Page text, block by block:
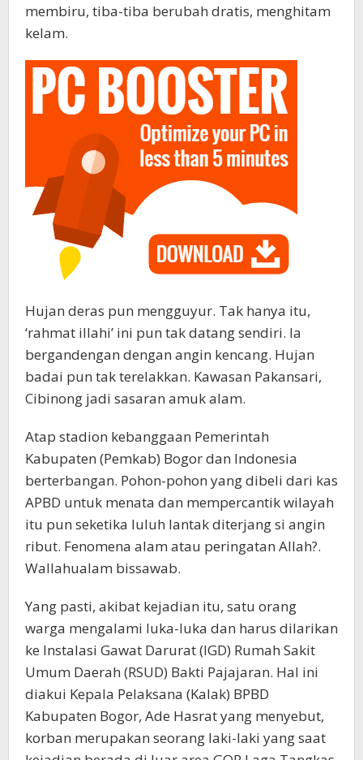
membiru, tiba-tiba berubah dratis, menghitam
kelam.
Hujan deras pun mengguyur. Tak hanya itu,
‘rahmat illahi’ ini pun tak datang sendiri. Ia
bergandengan dengan angin kencang. Hujan
badai pun tak terelakkan. Kawasan Pakansari,
Cibinong jadi sasaran amuk alam.
Atap stadion kebanggaan Pemerintah
Kabupaten (Pemkab) Bogor dan Indonesia
berterbangan. Pohon-pohon yang dibeli dari kas
APBD untuk menata dan mempercantik wilayah
itu pun seketika luluh lantak diterjang si angin
ribut. Fenomena alam atau peringatan Allah?.
Wallahualam bissawab.
Yang pasti, akibat kejadian itu, satu orang
warga mengalami luka-luka dan harus dilarikan
ke Instalasi Gawat Darurat (IGD) Rumah Sakit
Umum Daerah (RSUD) Bakti Pajajaran. Hal ini
diakui Kepala Pelaksana (Kalak) BPBD
Kabupaten Bogor, Ade Hasrat yang menyebut,
korban merupakan seorang laki-laki yang saat